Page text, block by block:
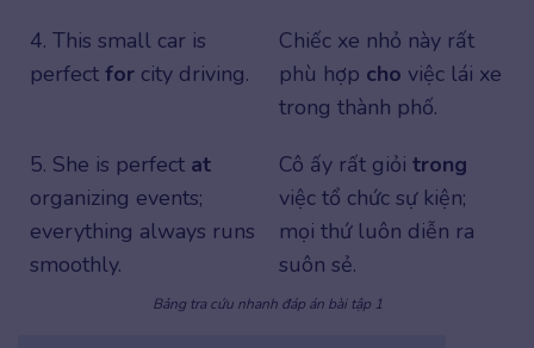
4. This small car is
perfect for city driving.
Chiếc xe nhỏ này rất
phù hợp cho việc lái xe
trong thành phố.
5. She is perfect at
organizing events;
everything always runs
smoothly.
Cô ấy rất giỏi trong
việc tổ chức sự kiện;
mọi thứ luôn diễn ra
suôn sẻ.
Bảng tra cứu nhanh đáp án bài tập 1